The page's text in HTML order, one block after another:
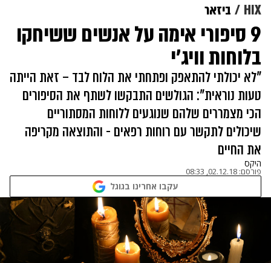
HIX ביזאר
9 סיפורי אימה על אנשים ששיחקו
בלוחות וויג'י
"לא יכולתי להתאפק ופתחתי את הלוח לבד – זאת הייתה
טעות נוראית": הגולשים התבקשו לשתף את הסיפורים
הכי מצמררים שלהם שנוגעים ללוחות המסתוריים
שיכולים לתקשר עם רוחות רפאים - והתוצאה מקריפה
את החיים
היקס
פורסם: 02.12.18, 08:33
עקבו אחרינו בגוגל